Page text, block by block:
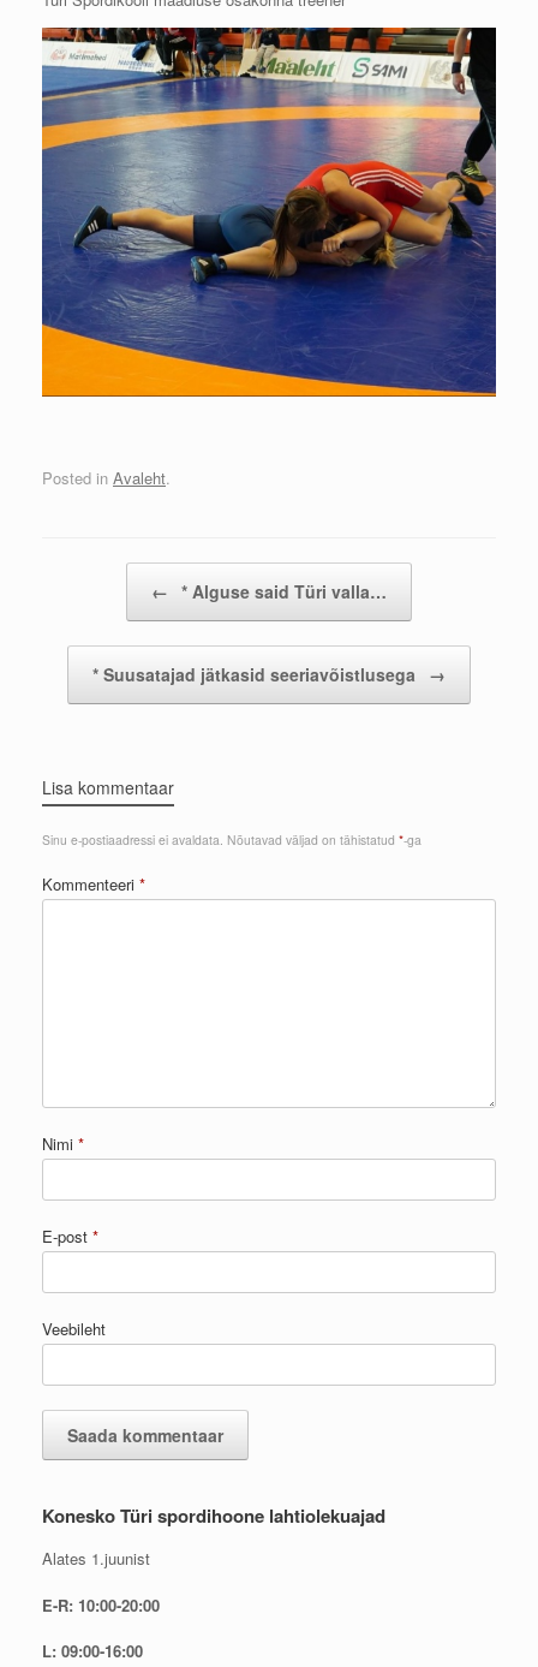
Posted in Avaleht.
← * Alguse said Türi valla…
* Suusatajad jätkasid seeriavõistlusega →
Lisa kommentaar
Sinu e-postiaadressi ei avaldata. Nõutavad väljad on tähistatud *-ga
Kommenteeri *
Nimi *
E-post *
Veebileht
Konesko Türi spordihoone lahtiolekuajad
Alates 1.juunist
E-R: 10:00-20:00
L: 09:00-16:00